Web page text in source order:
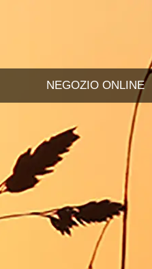
NEGOZIO ONLINE